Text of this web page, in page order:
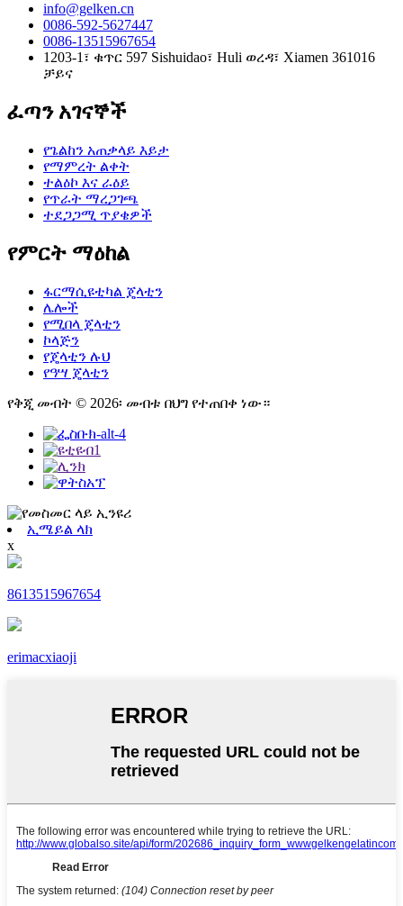
info@gelken.cn
0086-592-5627447
0086-13515967654
1203-1፣ ቁጥር 597 Sishuidao፣ Huli ወረዳ፣ Xiamen 361016
ቻይና
ፈጣን አገናኞች
የጌልከን አጠቃላይ እይታ
የማምረት ልቀት
ተልዕኮ እና ራዕይ
የጥራት ማረጋገጫ
ተደጋጋሚ ጥያቄዎች
የምርት ማዕከል
ፋርማሲዩቲካል ጄላቲን
ሌሎች
የሚበላ ጄላቲን
ኮላጅን
የጄላቲን ሉህ
የዓሣ ጄላቲን
የቅጂ መብት © 2026፡ መብቱ በህግ የተጠበቀ ነው።
ኢሜይል ላክ
x
8613515967654
erimacxiaoji